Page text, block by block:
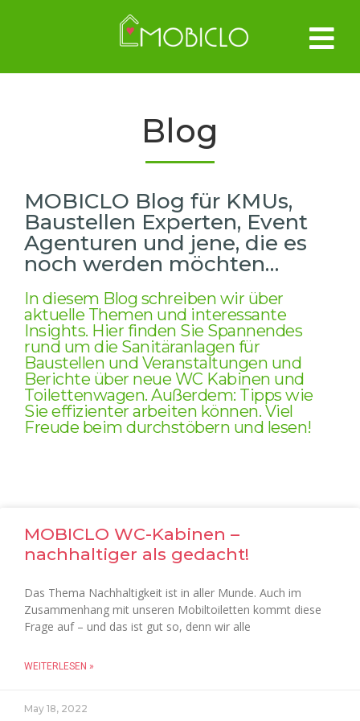
Blog
MOBICLO Blog für KMUs,
Baustellen Experten, Event
Agenturen und jene, die es
noch werden möchten…
In diesem Blog schreiben wir über
aktuelle Themen und interessante
Insights. Hier finden Sie Spannendes
rund um die Sanitäranlagen für
Baustellen und Veranstaltungen und
Berichte über neue WC Kabinen und
Toilettenwagen. Außerdem: Tipps wie
Sie effizienter arbeiten können. Viel
Freude beim durchstöbern und lesen!
MOBICLO WC-Kabinen –
nachhaltiger als gedacht!
Das Thema Nachhaltigkeit ist in aller Munde. Auch im
Zusammenhang mit unseren Mobiltoiletten kommt diese
Frage auf – und das ist gut so, denn wir alle
WEITERLESEN »
May 18, 2022